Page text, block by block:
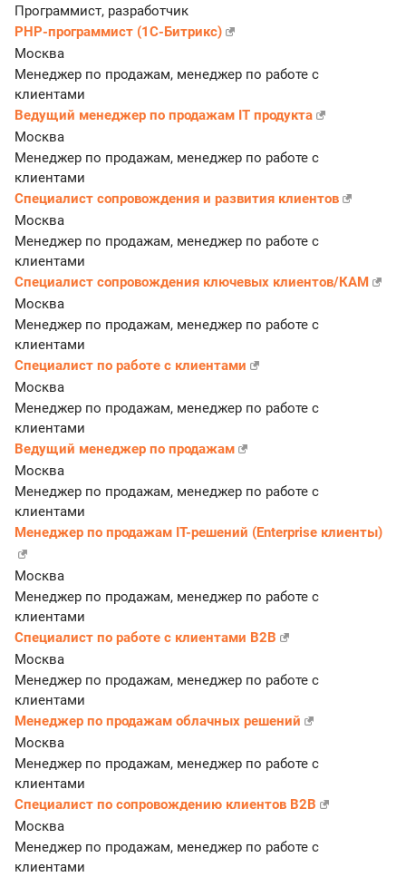
Программист, разработчик
PHP-программист (1С-Битрикс)
Москва
Менеджер по продажам, менеджер по работе с
клиентами
Ведущий менеджер по продажам IT продукта
Москва
Менеджер по продажам, менеджер по работе с
клиентами
Специалист сопровождения и развития клиентов
Москва
Менеджер по продажам, менеджер по работе с
клиентами
Специалист сопровождения ключевых клиентов/КАМ
Москва
Менеджер по продажам, менеджер по работе с
клиентами
Специалист по работе с клиентами
Москва
Менеджер по продажам, менеджер по работе с
клиентами
Ведущий менеджер по продажам
Москва
Менеджер по продажам, менеджер по работе с
клиентами
Менеджер по продажам IT-решений (Enterprise клиенты)
Москва
Менеджер по продажам, менеджер по работе с
клиентами
Специалист по работе с клиентами B2B
Москва
Менеджер по продажам, менеджер по работе с
клиентами
Менеджер по продажам облачных решений
Москва
Менеджер по продажам, менеджер по работе с
клиентами
Специалист по сопровождению клиентов B2B
Москва
Менеджер по продажам, менеджер по работе с
клиентами